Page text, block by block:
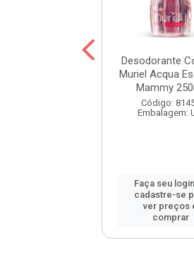
Desodorante
Muriel Acqua
Mammy
Código:
Embalagem:
Faça seu
cadastre-se
ver preços
comprar